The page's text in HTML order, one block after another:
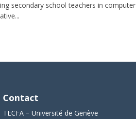
secondary school teachers in computer
Contact
TECFA – Université de Genève